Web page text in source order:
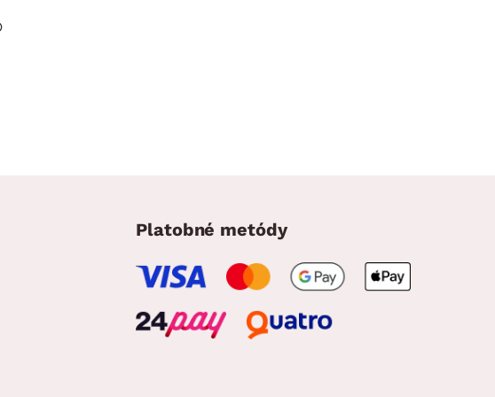
Platobné metódy